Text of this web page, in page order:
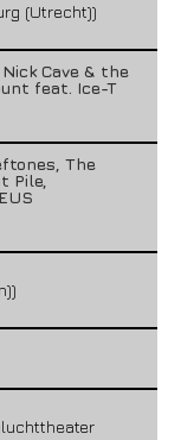
(Utrecht))
Cave & the
feat. Ice-T
The
Pile,